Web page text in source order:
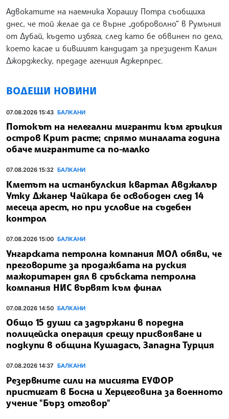
Адвокатите на наемника Хорациу Потра съобщиха
днес, че той желае да се върне „доброволно“ в Румъния
от Дубай, където избяга, след като бе обвинен по дело,
което касае и бившият кандидат за президент Калин
Джорджеску, предаде агенция Аджерпрес.
ВОДЕЩИ НОВИНИ
07.08.2026 15:43 БАЛКАНИ
Потокът на нелегални мигранти към гръцкия
остров Крит расте; спрямо миналата година
обаче мигрантите са по-малко
07.08.2026 15:32 БАЛКАНИ
Кметът на истанбулския квартал Авджалър
Утку Джанер Чайкара бе освободен след 14
месеца арест, но при условие на съдебен
контрол
07.08.2026 15:00 БАЛКАНИ
Унгарската петролна компания МОЛ обяви, че
преговорите за продажбата на руския
мажоритарен дял в сръбската петролна
компания НИС вървят към финал
07.08.2026 14:50 БАЛКАНИ
Общо 15 души са задържани в поредна
полицейска операция срещу присвояване и
подкупи в община Кушадасъ, Западна Турция
07.08.2026 14:37 БАЛКАНИ
Резервните сили на мисията ЕУФОР
пристигат в Босна и Херцеговина за военното
учение "Бърз отговор"